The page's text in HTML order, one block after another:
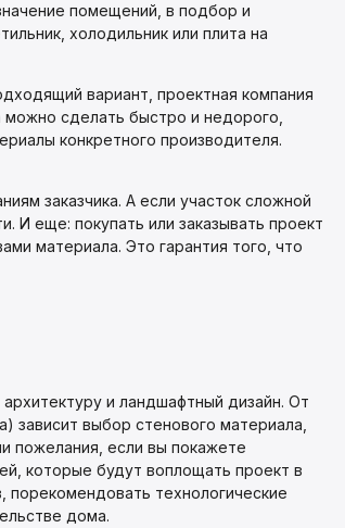
помещений, в подбор и
холодильник или плита на
вариант, проектная компания
можно сделать быстро и недорого,
конкретного производителя.
заказчика. А если участок сложной
И еще: покупать или заказывать проект
материала. Это гарантия того, что
и ландшафтный дизайн. От
зависит выбор стенового материала,
пожелания, если вы покажете
которые будут воплощать проект в
порекомендовать технологические
дома.